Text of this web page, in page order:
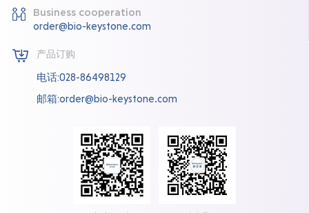
Business cooperation
order@bio-keystone.com
产品订购
电话:028-86498129
邮箱:order@bio-keystone.com